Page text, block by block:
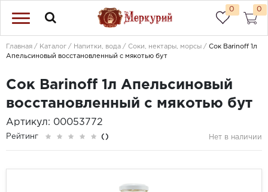
0 0
Главная Каталог Напитки, вода Соки, нектары, морсы
Сок Barinoff 1л
Апельсиновый восстановленный с мякотью бут
Сок Barinoff 1л Апельсиновый
восстановленный с мякотью бут
Артикул: 00053772
Рейтинг () Нет в наличии